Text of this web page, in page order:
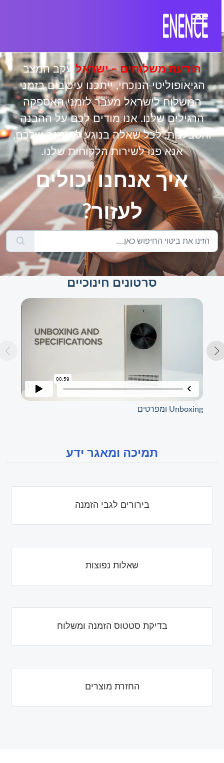
הודעת משלוחים – ישראל
עקב המצב
הגיאופוליטי הנוכחי, ייתכנו עיכובים בזמני
המשלוח לישראל מעבר לזמני האספקה
הרגילים שלנו. אנו מודים לכם על ההבנה
והסבלנות. לכל שאלה בנוגע להזמנה שלכם,
אנא פנו לשירות הלקוחות שלנו.
איך אנחנו יכולים
לעזור?
סרטונים חינוכיים
Unboxing ומפרטים
תמיכה ומאגר ידע
בירורים לגבי הזמנה
שאלות נפוצות
בדיקת סטטוס הזמנה ומשלוח
החזרת מוצרים